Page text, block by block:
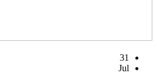
31
Jul